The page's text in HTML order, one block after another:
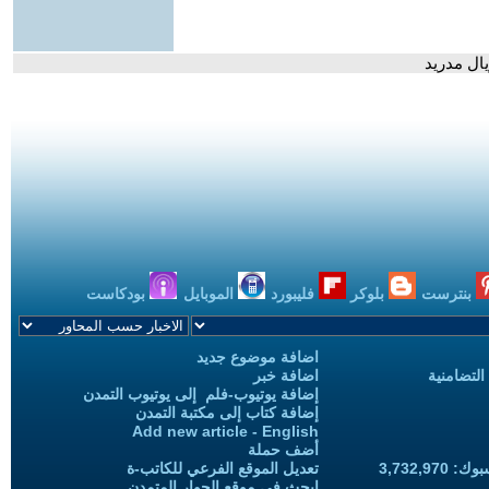
مدريد
بنترست بلوكر فليبورد الموبايل بودكاست
اضافة موضوع جديد
اضافة خبر
إضافة يوتيوب-فلم إلى يوتيوب التمدن
إضافة كتاب إلى مكتبة التمدن
Add new article - English
أضف حملة
تعديل الموقع الفرعي للكاتب-ة